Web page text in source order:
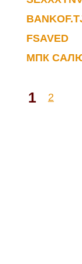
FSAVED
МПК
1 2